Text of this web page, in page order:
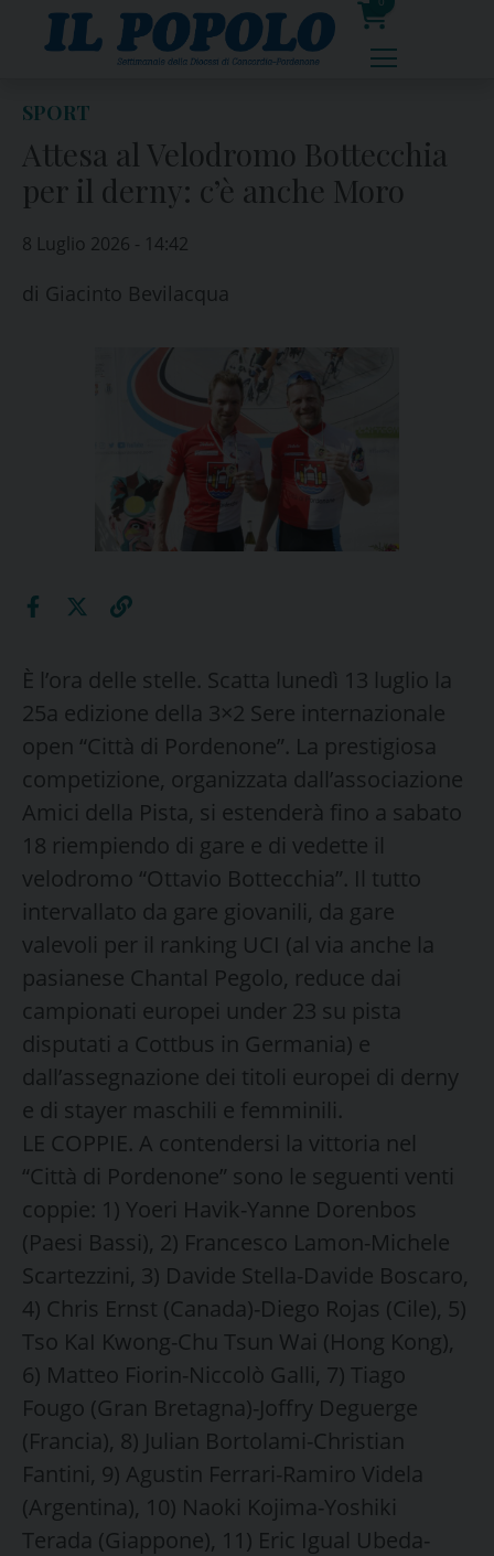
0
prodotti
SPORT
Attesa al Velodromo Bottecchia
per il derny: c’è anche Moro
8 Luglio 2026 - 14:42
di Giacinto Bevilacqua
È l’ora delle stelle. Scatta lunedì 13 luglio la
25a edizione della 3×2 Sere internazionale
open “Città di Pordenone”. La prestigiosa
competizione, organizzata dall’associazione
Amici della Pista, si estenderà fino a sabato
18 riempiendo di gare e di vedette il
velodromo “Ottavio Bottecchia”. Il tutto
intervallato da gare giovanili, da gare
valevoli per il ranking UCI (al via anche la
pasianese Chantal Pegolo, reduce dai
campionati europei under 23 su pista
disputati a Cottbus in Germania) e
dall’assegnazione dei titoli europei di derny
e di stayer maschili e femminili.
LE COPPIE. A contendersi la vittoria nel
“Città di Pordenone” sono le seguenti venti
coppie: 1) Yoeri Havik-Yanne Dorenbos
(Paesi Bassi), 2) Francesco Lamon-Michele
Scartezzini, 3) Davide Stella-Davide Boscaro,
4) Chris Ernst (Canada)-Diego Rojas (Cile), 5)
Tso KaI Kwong-Chu Tsun Wai (Hong Kong),
6) Matteo Fiorin-Niccolò Galli, 7) Tiago
Fougo (Gran Bretagna)-Joffry Deguerge
(Francia), 8) Julian Bortolami-Christian
Fantini, 9) Agustin Ferrari-Ramiro Videla
(Argentina), 10) Naoki Kojima-Yoshiki
Terada (Giappone), 11) Eric Igual Ubeda-